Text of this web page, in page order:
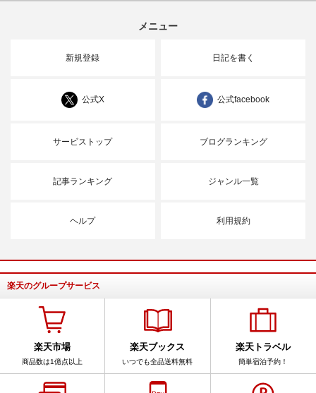
メニュー
新規登録 日記を書く
公式X 公式facebook
サービストップ ブログランキング
記事ランキング ジャンル一覧
ヘルプ 利用規約
楽天のグループサービス
楽天市場
商品数は1億点以上
楽天ブックス
いつでも全品送料無料
楽天トラベル
簡単宿泊予約！